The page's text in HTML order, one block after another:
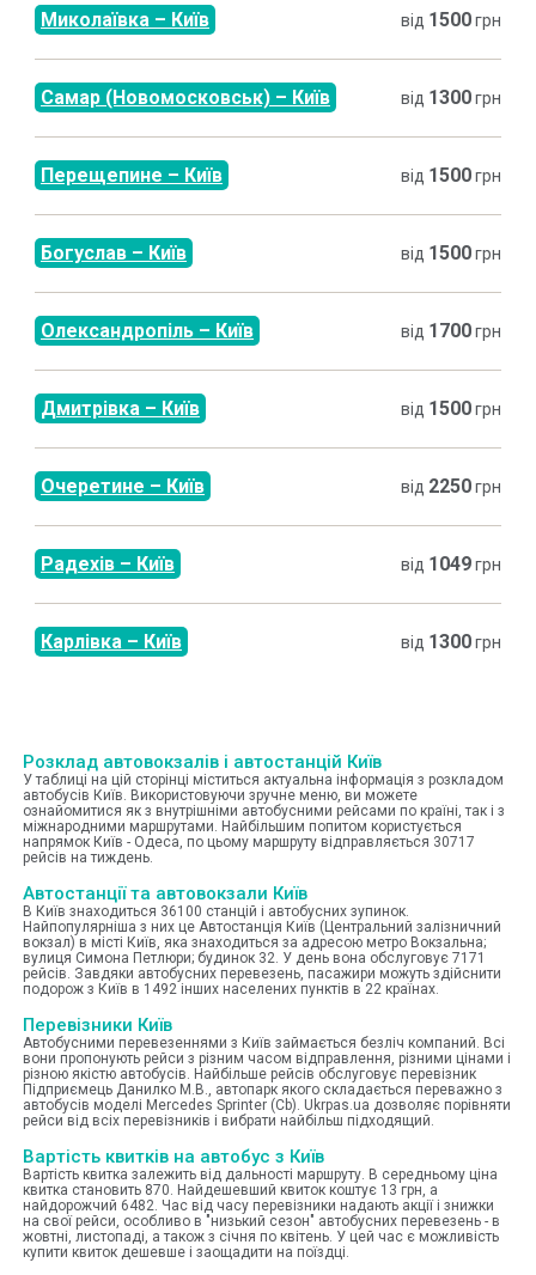
Миколаївка – Київ від 1500грн
Самар (Новомосковськ) – Київ від 1300грн
Перещепине – Київ від 1500грн
Богуслав – Київ від 1500грн
Олександропіль – Київ від 1700грн
Дмитрівка – Київ від 1500грн
Очеретине – Київ від 2250грн
Радехів – Київ від 1049грн
Карлівка – Київ від 1300грн
Розклад автовокзалів і автостанцій Київ
У таблиці на цій сторінці міститься актуальна інформація з розкладом
автобусів Київ. Використовуючи зручне меню, ви можете
ознайомитися як з внутрішніми автобусними рейсами по країні, так і з
міжнародними маршрутами. Найбільшим попитом користується
напрямок Київ - Одеса, по цьому маршруту відправляється 30717
рейсів на тиждень.
Автостанції та автовокзали Київ
В Київ знаходиться 36100 станцій і автобусних зупинок.
Найпопулярніша з них це Автостанція Київ (Центральний залізничний
вокзал) в місті Київ, яка знаходиться за адресою метро Вокзальна;
вулиця Симона Петлюри; будинок 32. У день вона обслуговує 7171
рейсів. Завдяки автобусних перевезень, пасажири можуть здійснити
подорож з Київ в 1492 інших населених пунктів в 22 країнах.
Перевізники Київ
Автобусними перевезеннями з Київ займається безліч компаний. Всі
вони пропонують рейси з різним часом відправлення, різними цінами і
різною якістю автобусів. Найбільше рейсів обслуговує перевізник
Підприємець Данилко М.В., автопарк якого складається переважно з
автобусів моделі Mercedes Sprinter (Cb). Ukrpas.ua дозволяє порівняти
рейси від всіх перевізників і вибрати найбільш підходящий.
Вартість квитків на автобус з Київ
Вартість квитка залежить від дальності маршруту. В середньому ціна
квитка становить 870. Найдешевший квиток коштує 13 грн, а
найдорожчий 6482. Час від часу перевізники надають акції і знижки
на свої рейси, особливо в "низький сезон" автобусних перевезень - в
жовтні, листопаді, а також з січня по квітень. У цей час є можливість
купити квиток дешевше і заощадити на поїздці.